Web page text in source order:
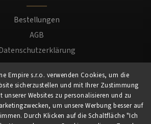
Empire s.r.o. verwenden Cookies, um die
sicherzustellen und mit Ihrer Zustimmung
Websites zu personalisieren und zu
um unsere Werbung besser auf
Durch Klicken auf die Schaltfläche "Ich
Bestellungen
AGB
Versand und Zahlung
Warenrücksendung
Impressum